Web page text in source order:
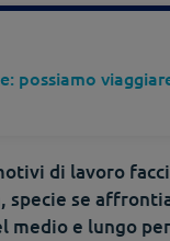
possiamo
di lavoro
specie se
medio e lungo